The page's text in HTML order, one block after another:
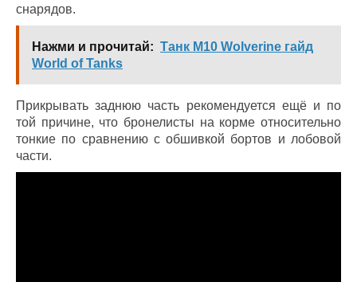
снарядов.
Нажми и прочитай: Танк M10 Wolverine гайд
World of Tanks
Прикрывать заднюю часть рекомендуется ещё и по
той причине, что бронелисты на корме относительно
тонкие по сравнению с обшивкой бортов и лобовой
части.